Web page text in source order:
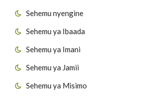
Sehemu nyengine
Sehemu ya Ibaada
Sehemu ya Imani
Sehemu ya Jamii
Sehemu ya Misimo